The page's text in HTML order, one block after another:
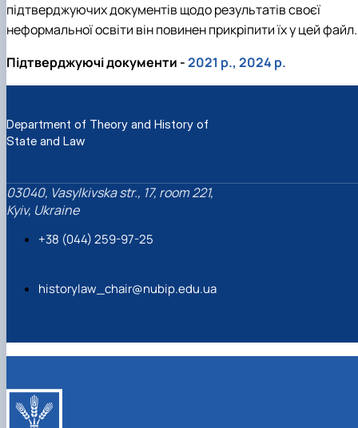
підтверджуючих документів щодо результатів своєї
неформальної освіти він повинен прикріпити їх у цей файл.
Підтверджуючі документи -2021 р., 2024 р.
Department of Theory and History of
State and Law
03040, Vasylkivska str., 17, room 221,
Kyiv, Ukraine
+38 (044) 259-97-25
historylaw_chair@nubip.edu.ua